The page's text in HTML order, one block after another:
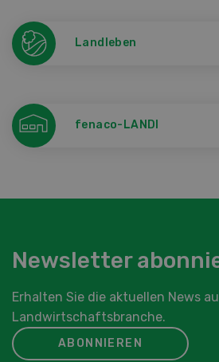
Landleben
fenaco-LANDI
Newsletter
Erhalten Sie die aktuellen News
Landwirtschaftsbranche.
ABONNIEREN